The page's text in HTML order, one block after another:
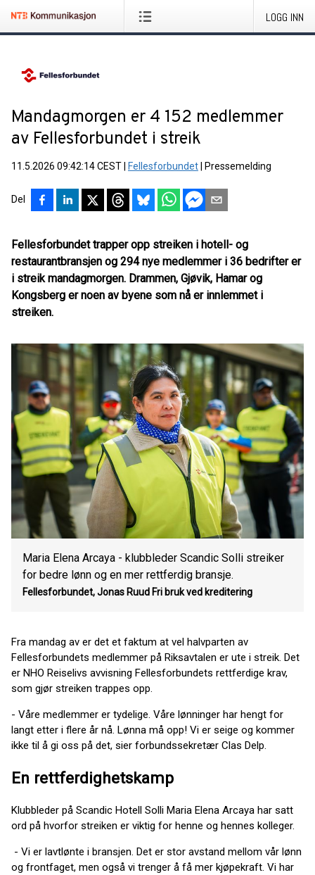
LOGG INN
Mandagmorgen er 4 152 medlemmer
av Fellesforbundet i streik
11.5.2026 09:42:14 CEST Fellesforbundet Pressemelding
Del
Fellesforbundet trapper opp streiken i hotell- og
restaurantbransjen og 294 nye medlemmer i 36 bedrifter er
i streik mandagmorgen. Drammen, Gjøvik, Hamar og
Kongsberg er noen av byene som nå er innlemmet i
streiken.
Maria Elena Arcaya - klubbleder Scandic Solli streiker
for bedre lønn og en mer rettferdig bransje.
Fellesforbundet, Jonas Ruud Fri bruk ved kreditering
Fra mandag av er det et faktum at vel halvparten av
Fellesforbundets medlemmer på Riksavtalen er ute i streik. Det
er NHO Reiselivs avvisning Fellesforbundets rettferdige krav,
som gjør streiken trappes opp.
- Våre medlemmer er tydelige. Våre lønninger har hengt for
langt etter i flere år nå. Lønna må opp! Vi er seige og kommer
ikke til å gi oss på det, sier forbundssekretær Clas Delp.
En rettferdighetskamp
Klubbleder på Scandic Hotell Solli Maria Elena Arcaya har satt
ord på hvorfor streiken er viktig for henne og hennes kolleger.
- Vi er lavtlønte i bransjen. Det er stor avstand mellom vår lønn
og frontfaget, men også vi trenger å få mer kjøpekraft. Vi har